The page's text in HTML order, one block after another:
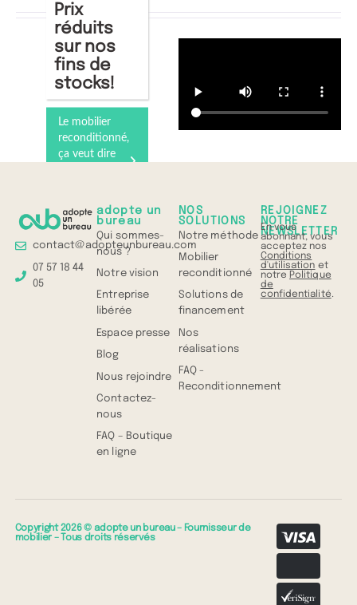
Prix
réduits
sur nos
fins de
stocks!
Le mobilier
reconditionné,
ça veut dire
contact@adopteunbureau.com
07 57 18 44
05
adopte un
bureau
Qui sommes-
nous ?
Notre vision
Entreprise
libérée
Espace presse
Blog
Nous rejoindre
Contactez-
nous
FAQ – Boutique
en ligne
NOS
SOLUTIONS
Notre méthode
Mobilier
reconditionné
Solutions de
financement
Nos
réalisations
FAQ -
Reconditionnement
REJOIGNEZ
NOTRE
NEWSLETTER
En vous
abonnant, vous
acceptez nos
Conditions
d'utilisation et
notre Politique
de
confidentialité
Copyright 2026 © adopte un bureau – Fournisseur de
mobilier – Tous droits réservés